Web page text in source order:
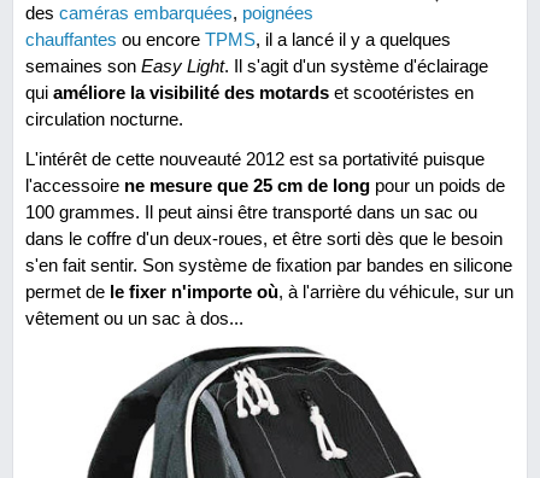
des caméras embarquées, poignées
chauffantes ou encore TPMS, il a lancé il y a quelques
semaines son Easy Light. Il s'agit d'un système d'éclairage
qui améliore la visibilité des motards et scootéristes en
circulation nocturne.
L'intérêt de cette nouveauté 2012 est sa portativité puisque
l'accessoire ne mesure que 25 cm de long pour un poids de
100 grammes. Il peut ainsi être transporté dans un sac ou
dans le coffre d'un deux-roues, et être sorti dès que le besoin
s'en fait sentir. Son système de fixation par bandes en silicone
permet de le fixer n'importe où, à l'arrière du véhicule, sur un
vêtement ou un sac à dos...